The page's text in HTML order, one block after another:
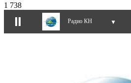
1 738
Радио КН ▼